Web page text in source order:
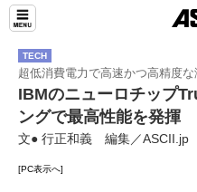
TECH
超低消費電力で高速かつ高精度
IBMのニューロチップ
ングで最高性能を発揮
文● 行正和義 編集／ASCII.jp
[PC表示へ]